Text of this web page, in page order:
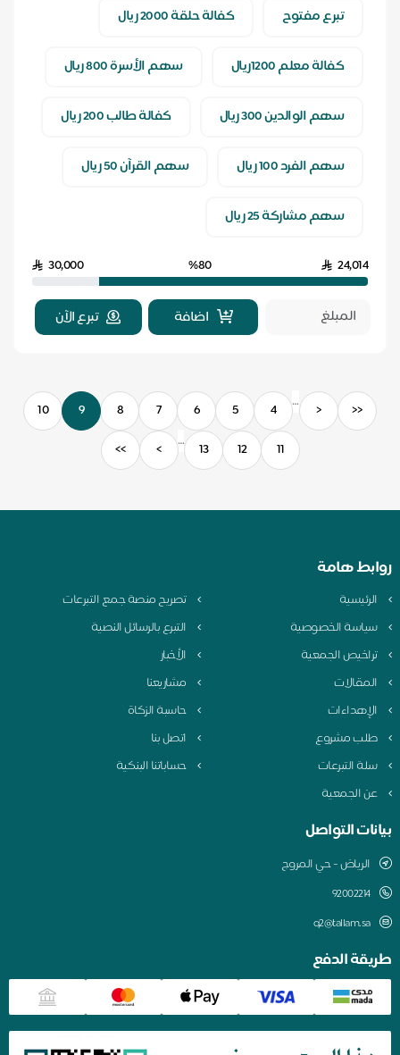
تبرع مفتوح
كفالة حلقة 2000 ريال
كفالة معلم 1200ريال سهم الأسرة 800 ريال
سهم الوالدين 300 ريال كفالة طالب 200 ريال
سهم الفرد 100 ريال سهم القرآن 50 ريال
سهم مشاركة 25 ريال
24,014
%80
30,000
اضافة تبرع الآن
<<
<
…
4
5
6
7
8
9
10
11
12
13
…
>
>>
روابط هامة
الرئيسية
تصريح منصة جمع التبرعات
سياسة الخصوصية
التبرع بالرسائل النصية
تراخيص الجمعية
الأخبار
المقالات
مشاريعنا
الإهداءات
حاسبة الزكاة
طلب مشروع
اتصل بنا
سلة التبرعات
حساباتنا البنكية
عن الجمعية
بيانات التواصل
الرياض - حي المروج
⁦92002214
q2@tallam.sa
طريقة الدفع